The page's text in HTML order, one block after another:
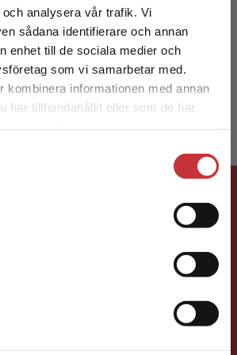
analysera vår trafik. Vi
sådana identifierare och annan
enhet till de sociala medier och
som vi samarbetar med.
kombinera informationen med annan
har tillhandahållit eller som de har
fraktregion
att du besöker
via en enhet utanför Sverige.
leveranser utanför Sverige. För
ett köp måste
Britta Redin